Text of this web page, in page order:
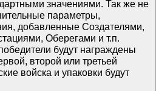
значениями. Так же не
параметры,
добавленные Создателями,
Оберегами и т.п.
будут награждены
второй или третьей
войска и упаковки будут